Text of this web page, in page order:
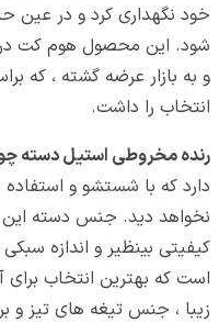
خود نگهداری کرد و در عین
شود. این محصول هوم کت
و به بازار عرضه گشته ، که
انتخاب را داشت.
رنده مخروطی استیل دسته
دارد که با شستشو و
نخواهد دید. جنس دسته این
کیفیتی بینظیر و اندازه
است که بهترین انتخاب برای
زیبا ، جنس تیغه های تیز و